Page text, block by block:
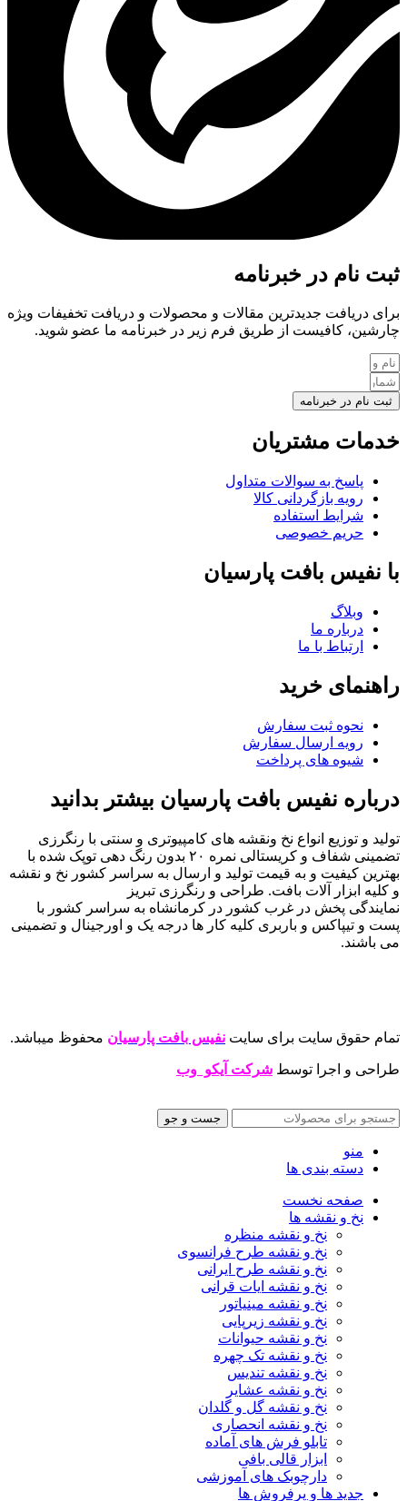
ثبت نام در خبرنامه
برای دریافت جدیدترین مقالات و محصولات و دریافت تخفیفات ویژه
چارشین، کافیست از طریق فرم زیر در خبرنامه ما عضو شوید.
ثبت نام در خبرنامه
خدمات مشتریان
پاسخ به سوالات متداول
رویه بازگردانی کالا
شرایط استفاده
حریم خصوصی
با نفیس بافت پارسیان
وبلاگ
درباره ما
ارتباط با ما
راهنمای خرید
نحوه ثبت سفارش
رویه ارسال سفارش
شیوه های پرداخت
درباره نفیس بافت پارسیان بیشتر بدانید
تولید و توزیع انواع نخ ونقشه های کامپیوتری و سنتی با رنگرزی
تضمینی شفاف و کریستالی نمره ۲۰ بدون رنگ دهی توپک شده با
بهترین کیفیت و به قیمت تولید و ارسال به سراسر کشور نخ و نقشه
و کلیه ابزار آلات بافت. طراحی و رنگرزی تبریز
نمایندگی پخش در غرب کشور در کرمانشاه به سراسر کشور با
پست و تیپاکس و باربری کلیه کار ها درجه یک و اورجینال و تضمینی
می باشند.
تمام حقوق سایت برای سایت نفیس بافت پارسیان محفوظ میباشد.
طراحی و اجرا توسط شرکت آیکو وب
جست و جو
منو
دسته بندی ها
صفحه نخست
نخ و نقشه ها
نخ و نقشه منظره
نخ و نقشه طرح فرانسوی
نخ و نقشه طرح ایرانی
نخ و نقشه ایات قرانی
نخ و نقشه مینیاتور
نخ و نقشه زیرپایی
نخ و نقشه حیوانات
نخ و نقشه تک چهره
نخ و نقشه تندیس
نخ و نقشه عشایر
نخ و نقشه گل و گلدان
نخ و نقشه انحصاری
تابلو فرش های آماده
ابزار قالی بافی
دارچوبک های آموزشی
جدید ها و پرفروش ها